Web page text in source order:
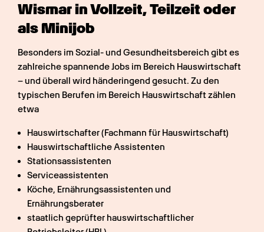
Wismar in Vollzeit, Teilzeit oder
als Minijob
Besonders im Sozial- und Gesundheitsbereich gibt es
zahlreiche spannende Jobs im Bereich Hauswirtschaft
– und überall wird händeringend gesucht. Zu den
typischen Berufen im Bereich Hauswirtschaft zählen
etwa
Hauswirtschafter (Fachmann für Hauswirtschaft)
Hauswirtschaftliche Assistenten
Stationsassistenten
Serviceassistenten
Köche, Ernährungsassistenten und
Ernährungsberater
staatlich geprüfter hauswirtschaftlicher